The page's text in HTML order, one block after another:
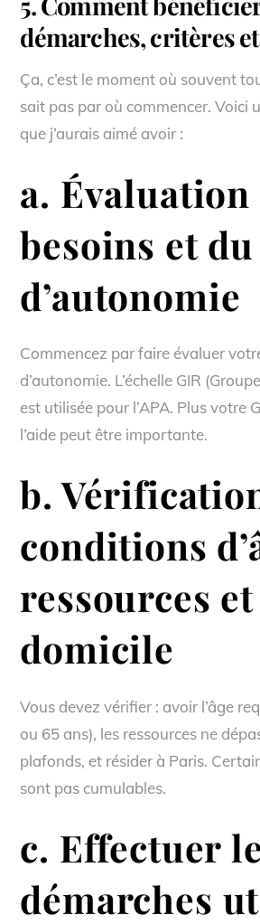
démarches, critères
Ça, c’est le moment où souvent
sait pas par où commencer. Voici
que j’aurais aimé avoir :
a. Évaluation
besoins et
d’autonomie
Commencez par faire évaluer
d’autonomie. L’échelle GIR
est utilisée pour l’APA. Plus votre
l’aide peut être importante.
b.
conditions
ressources
domicile
Vous devez vérifier : avoir l’âge
ou 65 ans), les ressources ne
plafonds, et résider à Paris.
sont pas cumulables.
c. Effectuer
démarches